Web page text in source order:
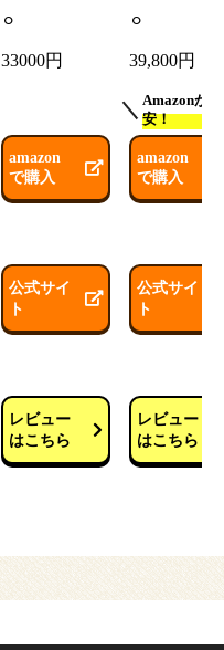
⚪︎ ⚪︎
33000円 39,800円
amazon
で購入
Amazonが最
安！
amazon
で購入
公式サイ
ト
公式サイ
ト
レビュー
はこちら
レビュー
はこちら